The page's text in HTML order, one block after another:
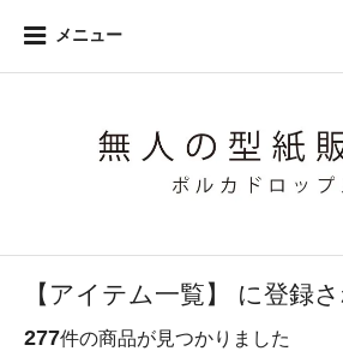
メニュー
【アイテム一覧】 に登録
277件の商品が見つかりました